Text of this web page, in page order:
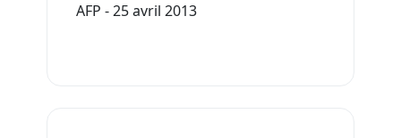
AFP - 25 avril 2013